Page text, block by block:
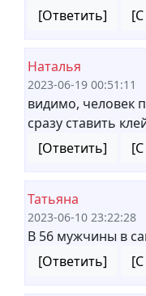
[Ответить]
Наталья
2023-06-19 00:51:11
видимо, человек
сразу ставить
[Ответить]
Татьяна
2023-06-10 23:22:28
В 56 мужчины в
[Ответить]